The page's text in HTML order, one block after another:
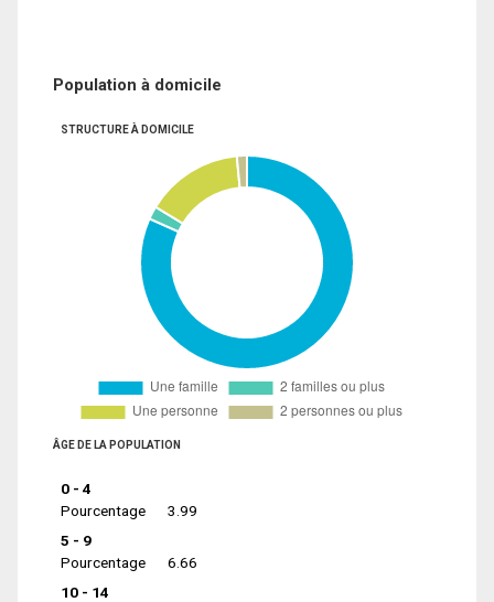
Population à domicile
STRUCTURE À DOMICILE
ÂGE DE LA POPULATION
0 - 4
Pourcentage
3.99
5 - 9
Pourcentage
6.66
10 - 14